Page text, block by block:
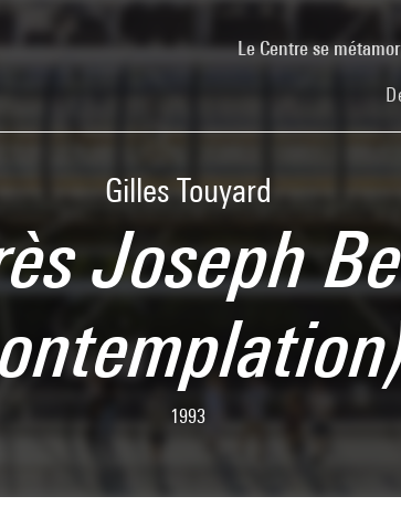
Le Centre se
Gilles Touyard
Joseph
1993